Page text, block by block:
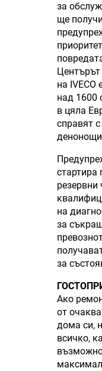
за
ще
на IVECO
над 1600
в цяла
справят
стартира
резервни
на
за
за
Ако
от
дома си,
всичко,